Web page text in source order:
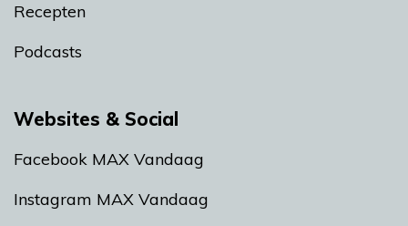
Recepten
Podcasts
Websites & Social
Facebook MAX Vandaag
Instagram MAX Vandaag